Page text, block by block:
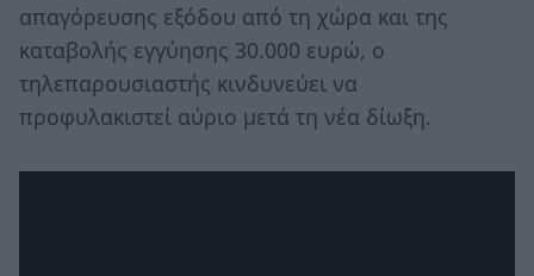
απαγόρευσης εξόδου από τη χώρα και της
καταβολής εγγύησης 30.000 ευρώ, ο
τηλεπαρουσιαστής κινδυνεύει να
προφυλακιστεί αύριο μετά τη νέα δίωξη.